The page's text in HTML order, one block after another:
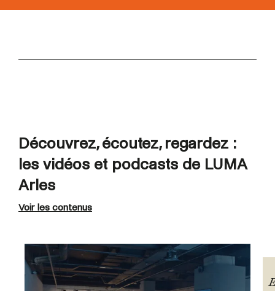
Découvrez, écoutez, regardez :
les vidéos et podcasts de LUMA
Arles
Voir les contenus